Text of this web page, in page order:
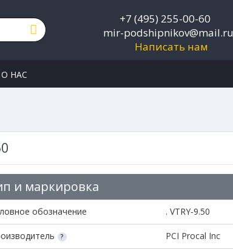
+7 (495) 255-00-60
mir-podshipnikov@mail.ru
Написать нам
О НАС
и маркировка
обозначение . VTRY-9.50
PCI Procal Inc